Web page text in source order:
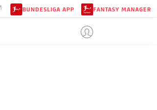
BUNDESLIGA APP FANTASY MANAGER